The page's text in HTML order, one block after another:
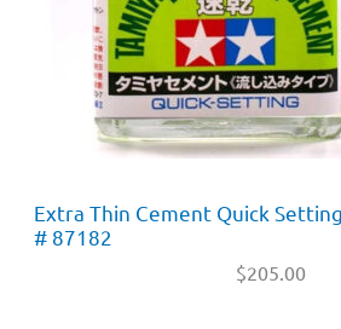
Extra Thin Cement Quick
# 87182
$205.00